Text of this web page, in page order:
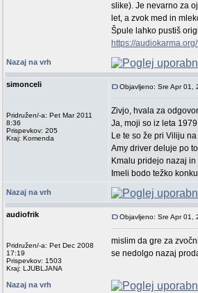
slike). Je nevarno za
let, a zvok med in
Špule lahko pustiš
https://
Nazaj na vrh
simonceli
Pridružen/-a: Pet Mar 2011
8:36
Prispevkov: 205
Kraj: Komenda
Objavljeno: Sre Apr 01,
Zivjo, hvala za
Ja, moji so iz leta
Le te so že pri Viliju
Amy driver deluje po
Kmalu pridejo nazaj
Imeli bodo težko
Nazaj na vrh
audiofrik
Pridružen/-a: Pet Dec 2008
17:19
Prispevkov: 1503
Kraj: LJUBLJANA
Objavljeno: Sre Apr 01,
mislim da gre za
se nedolgo nazaj
Nazaj na vrh